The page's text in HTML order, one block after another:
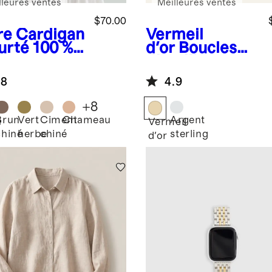
Cardigan
100 %
$70.00
ventes
Vert
herbe
Ciment
chiné
Chameau
+8
Vermeil
d'or Boucles
créoles Globe
Meilleures ventes
4.9
Vermeil
d'or
Argent
sterling